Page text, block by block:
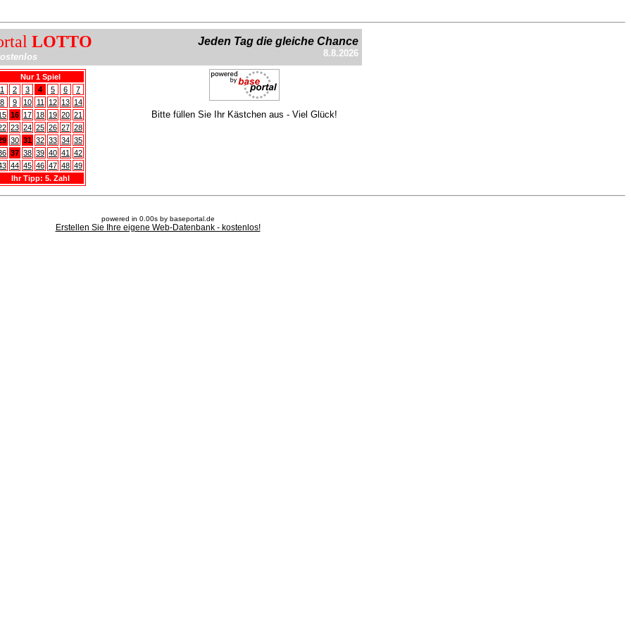
LOTTO Jeden Tag die gleiche Chance
8.8.2026
Nur 1 Spiel
1
2 3 4 5 6
7
8
9 10 11 12 13 14
16 17 18 19 20 21
23 24 25 26 27 28
30 31 32 33 34 35
37 38 39 40 41
42
44 45 46 47 48 49
Ihr Tipp: 5. Zahl
Bitte füllen Sie Ihr Kästchen aus - Viel Glück!
powered in 0.00s by baseportal.de
Erstellen Sie Ihre eigene Web-Datenbank - kostenlos!